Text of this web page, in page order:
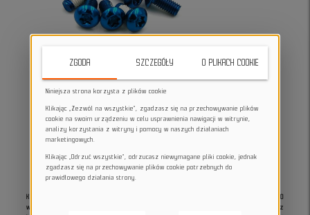
Komplet śrub do mocowania tarcz hamulcowych to solidne i lekkie śruby M5x10
wykonane ze stali stopowej 10B21, zapewniające bezpieczne mocowanie tarcz
ZGODA SZCZEGÓŁY O PLIKACH COOKIE
Niniejsza strona korzysta z plików cookie
Klikając „Zezwól na wszystkie”, zgadzasz się na przechowywanie plików
cookie na swoim urządzeniu w celu usprawnienia nawigacji w witrynie,
analizy korzystania z witryny i pomocy w naszych działaniach
marketingowych.
Klikając „Odrzuć wszystkie”, odrzucasz niewymagane pliki cookie, jednak
zgadzasz się na przechowywanie plików cookie potrzebnych do
prawidłowego działania strony.